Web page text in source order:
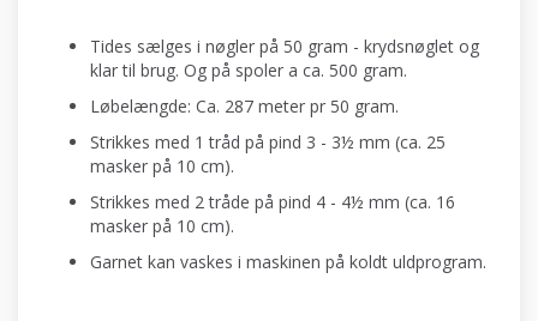
Tides sælges i nøgler på 50 gram - krydsnøglet og
klar til brug. Og på spoler a ca. 500 gram.
Løbelængde: Ca. 287 meter pr 50 gram.
Strikkes med 1 tråd på pind 3 - 3½ mm (ca. 25
masker på 10 cm).
Strikkes med 2 tråde på pind 4 - 4½ mm (ca. 16
masker på 10 cm).
Garnet kan vaskes i maskinen på koldt uldprogram.